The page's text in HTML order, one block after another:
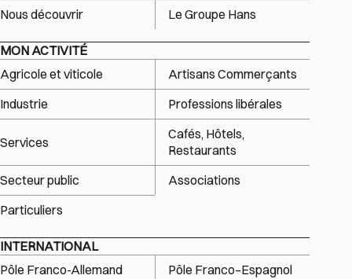
Nous découvrir
Le Groupe Hans
MON ACTIVITÉ
Agricole et viticole
Artisans Commerçants
Industrie
Professions libérales
Services
Cafés, Hôtels,
Restaurants
Secteur public
Associations
Particuliers
INTERNATIONAL
Pôle Franco-Allemand
Pôle Franco–Espagnol